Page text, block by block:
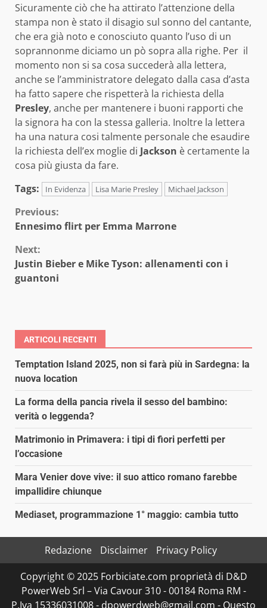
Sicuramente ciò che ha attirato l’attenzione della
stampa non è stato il disagio sul sonno del cantante,
che era già noto e conosciuto quanto l’uso di un
soprannonme diciamo un pò sopra alla righe. Per il
momento non si sa cosa succederà alla lettera,
anche se l’amministratore delegato dalla casa d’asta
ha fatto sapere che rispetterà la richiesta della
Presley, anche per mantenere i buoni rapporti che
la signora ha con la stessa galleria. Inoltre la lettera
ha una natura cosi talmente personale che esaudire
la richiesta dell’ex moglie di Jackson è certamente la
cosa più giusta da fare.
Tags:
In Evidenza Lisa Marie Presley Michael Jackson
Continue
Previous:
Ennesimo flirt per Emma Marrone
Next:
Justin Bieber e Mike Tyson: allenamenti con i
guantoni
ARTICOLI RECENTI
Temptation Island 2025, non si farà più in Sardegna: la
nuova location
La forma della pancia rivela il sesso del bambino:
verità o leggenda?
Matrimonio in Primavera: i tipi di fiori perfetti per
l’occasione
Mara Venier dove vive: il suo attico romano farebbe
impallidire chiunque
Mediaset, programmazione 1° maggio: cambia tutto
Redazione Disclaimer
Privacy Policy
Copyright © 2025 Forbiciate.com proprietà di D&D
PowerWeb Srl – Via Cavour 310 - 00184 Roma RM -
P.Iva 15336031008 - dpowerdweb@gmail.com - Questo